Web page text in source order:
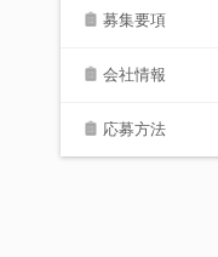
募集要項
会社情報
応募方法